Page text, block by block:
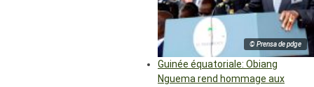
© Prensa de pdge
Guinée équatoriale: Obiang
Nguema rend hommage aux